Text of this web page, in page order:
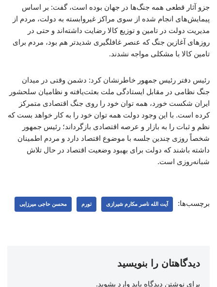
جزو آثار قطعی همه جنگ‌ها در جهان بوده است، گفت: بر اساس
پیمایش‌های انجام شده از سوی مراکز غیروابسته به دولت، مردم از
مدیریت دولت در تامین و توزیع کالا رضایت داشته‌اند و حتی در
روزهای آغازین جنگ که عنصر غافلگیری شدیدتر هم بود، مردم برای
تامین کالا با مشکلی مواجه نشدند.
رئیس دفتر رئیس جمهور خاطرنشان کرد: دشمن وقتی در میدان
جنگ نظامی در مقابل ایستادگی ملت بعثت‌یافته و نظامیان سلحشور
ایران شکست خورد، همه توان خود را روی جنگ اقتصادی متمرکز
کرده است. با این وجود دولت همه توان خود را به کار خواهد بست که
نظم و ثبات را به بازار و عرصه اقتصادی بازگرداند؛ رئیس جمهور
شخصاً روزی چندین جلسه با موضوع اقتصاد دارد و مردم اطمینان
داشته باشند که دولت برای بهبود وضعیت اقتصاد در حال تلاش
شبانه‌روزی است.
برچسب‌ها: آیت الله ناصر مکارم شیرازی تورم محسن حاجی میرزایی
دیدگاهتان را بنویسید
برای نوشتن دیدگاه باید وارد بشوید.